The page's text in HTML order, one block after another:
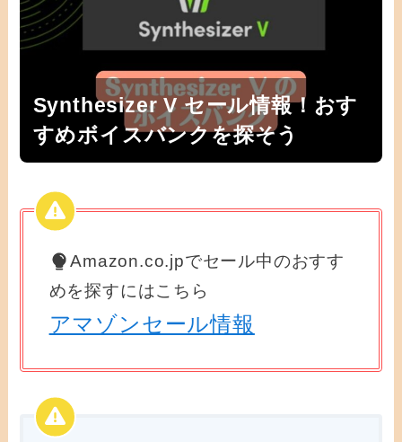
Synthesizer V セール情報！おす
すめボイスバンクを探そう
Amazon.co.jpでセール中のおすす
めを探すにはこちら
アマゾンセール情報